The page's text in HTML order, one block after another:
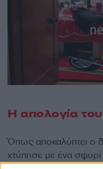
Η απολογία
Όπως αποκαλύπτει ο
χτύπησε με ένα σφυρί